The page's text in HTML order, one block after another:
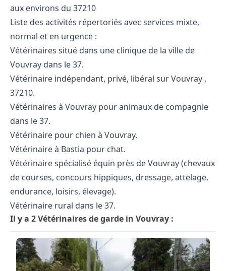
aux environs du 37210
Liste des activités répertoriés avec services mixte,
normal et en urgence :
Vétérinaires situé dans une clinique de la ville de
Vouvray dans le 37.
Vétérinaire indépendant, privé, libéral sur Vouvray ,
37210.
Vétérinaires à Vouvray pour animaux de compagnie
dans le 37.
Vétérinaire pour chien à Vouvray.
Vétérinaire à Bastia pour chat.
Vétérinaire spécialisé équin près de Vouvray (chevaux
de courses, concours hippiques, dressage, attelage,
endurance, loisirs, élevage).
Vétérinaire rural dans le 37.
Il y a 2 Vétérinaires de garde in Vouvray :